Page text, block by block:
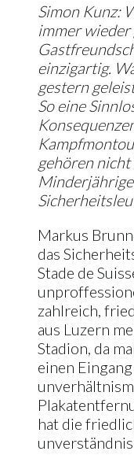
Simon Kunz:
immer wieder
einzigartig.
gestern
So eine
gehören
Markus
das
Stade de
zahlreich,
aus Luzern
Stadion, da
einen
hat die